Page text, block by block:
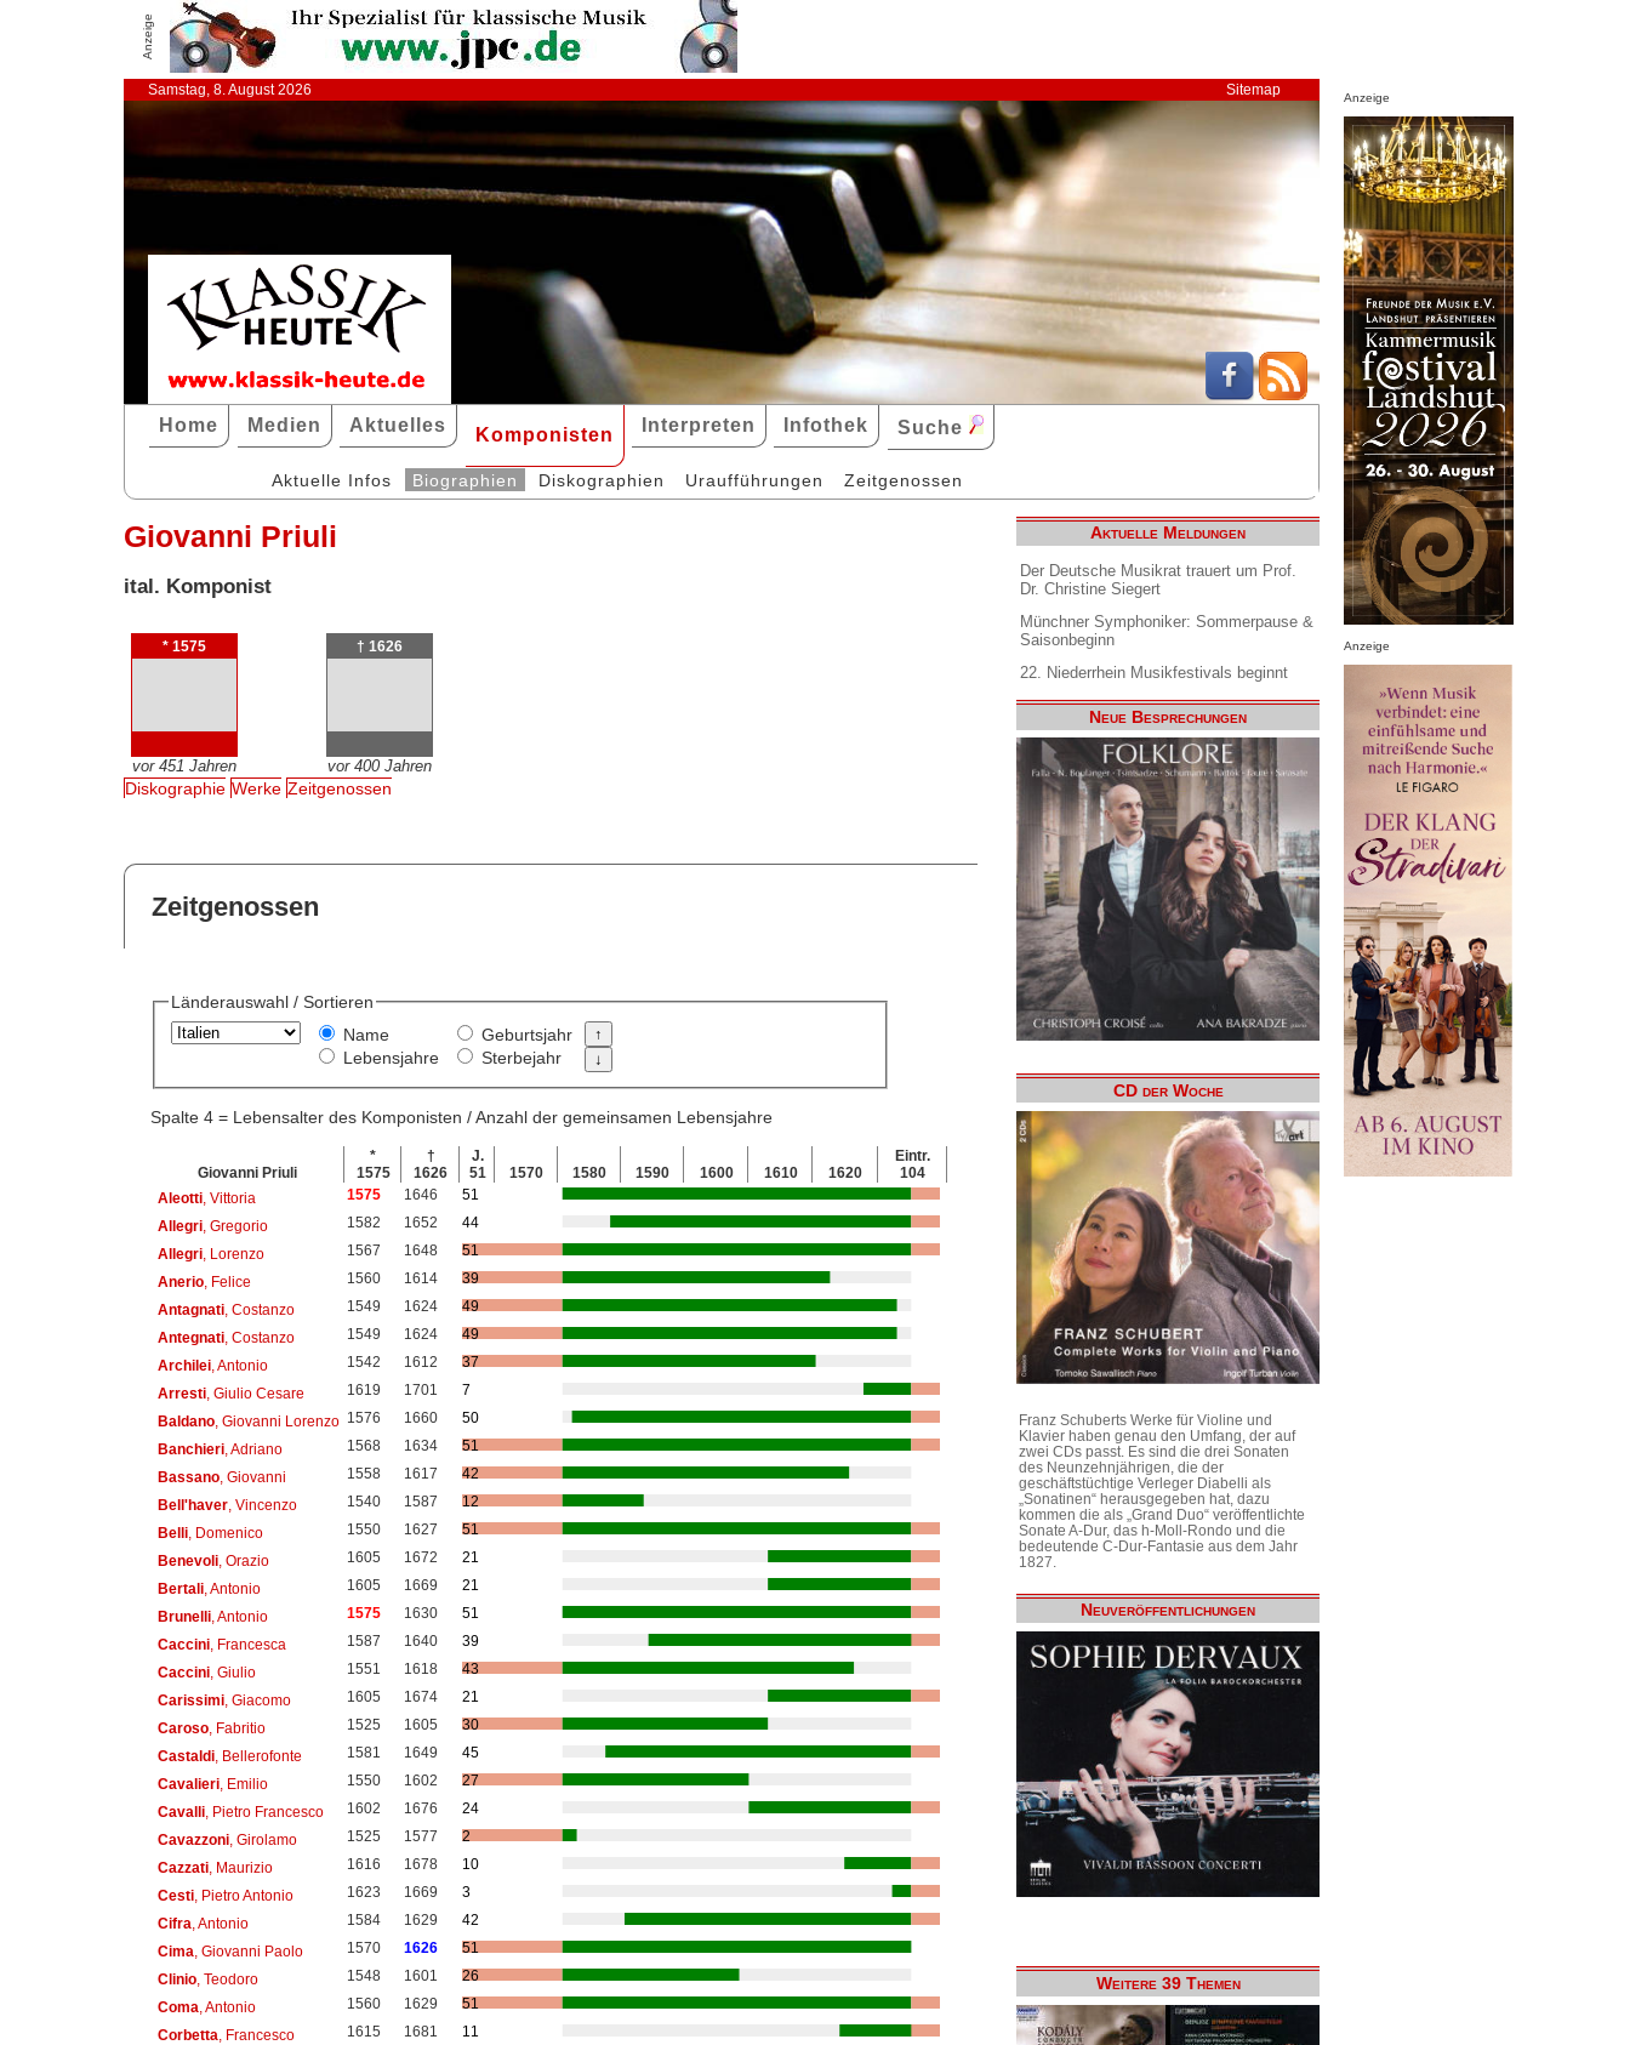
Anzeige
Samstag, 8. August 2026 Sitemap
Home Medien Aktuelles Komponisten Interpreten Infothek Suche
Aktuelle Infos Biographien Diskographien Uraufführungen Zeitgenossen
Giovanni Priuli
ital. Komponist
* 1575
vor 451 Jahren
† 1626
vor 400 Jahren
Diskographie Werke Zeitgenossen
Zeitgenossen
Länderauswahl / Sortieren
Name
Lebensjahre
Geburtsjahr
Sterbejahr
Spalte 4 = Lebensalter des Komponisten / Anzahl der gemeinsamen Lebensjahre
Giovanni Priuli
*
1575
†
1626
J.
51
1570 1580 1590 1600 1610 1620
Eintr.
104
Aleotti, Vittoria 1575 1646
51
Allegri, Gregorio 1582 1652
44
Allegri, Lorenzo 1567 1648
51
Anerio, Felice 1560 1614
39
Antagnati, Costanzo 1549 1624
49
Antegnati, Costanzo 1549 1624
49
Archilei, Antonio 1542 1612
37
Arresti, Giulio Cesare 1619 1701
7
Baldano, Giovanni Lorenzo 1576 1660
50
Banchieri, Adriano 1568 1634
51
Bassano, Giovanni 1558 1617
42
Bell'haver, Vincenzo 1540 1587
12
Belli, Domenico 1550 1627
51
Benevoli, Orazio 1605 1672
21
Bertali, Antonio 1605 1669
21
Brunelli, Antonio 1575 1630
51
Caccini, Francesca 1587 1640
39
Caccini, Giulio 1551 1618
43
Carissimi, Giacomo 1605 1674
21
Caroso, Fabritio 1525 1605
30
Castaldi, Bellerofonte 1581 1649
45
Cavalieri, Emilio 1550 1602
27
Cavalli, Pietro Francesco 1602 1676
24
Cavazzoni, Girolamo 1525 1577
2
Cazzati, Maurizio 1616 1678
10
Cesti, Pietro Antonio 1623 1669
3
Cifra , Antonio 1584 1629
42
Cima , Giovanni Paolo 1570 1626
51
Clinio, Teodoro 1548 1601
26
Coma , Antonio 1560 1629
51
Corbetta , Francesco 1615 1681
11
Aktuelle Meldungen
Der Deutsche Musikrat trauert um Prof.
Dr. Christine Siegert
Münchner Symphoniker: Sommerpause &
Saisonbeginn
22. Niederrhein Musikfestivals beginnt
Neue Besprechungen
CD der Woche
Franz Schuberts Werke für Violine und
Klavier haben genau den Umfang, der auf
zwei CDs passt. Es sind die drei Sonaten
des Neunzehnjährigen, die der
geschäftstüchtige Verleger Diabelli als
„Sonatinen“ herausgegeben hat, dazu
kommen die als „Grand Duo“ veröffentlichte
Sonate A-Dur, das h-Moll-Rondo und die
bedeutende C-Dur-Fantasie aus dem Jahr
1827.
Neuveröffentlichungen
Weitere 39 Themen
Anzeige
Anzeige